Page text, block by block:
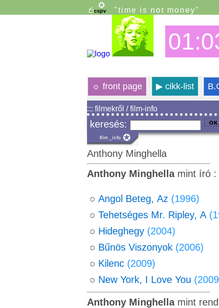
"time is not money"
☼ front page ▶cikk-list
::: filmekről / film-info
keresés:
Anthony Minghella
Anthony Minghellamint író :
○ Angol Beteg, Az (1996)
○ Tehetséges Mr. Ripley, A
○ Hideghegy (2004)
○ Bűnös Viszonyok (2006)
○ Kilenc (2009)
○ New York, I Love You
Anthony Minghellamint